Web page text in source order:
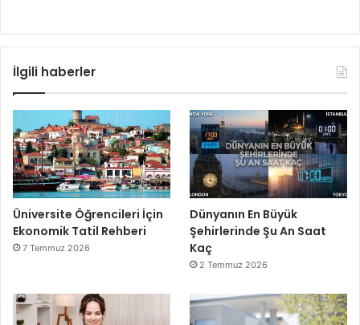
İlgili haberler
Üniversite Öğrencileri İçin
Ekonomik Tatil Rehberi
7 Temmuz 2026
Dünyanın En Büyük
Şehirlerinde Şu An Saat
Kaç
2 Temmuz 2026